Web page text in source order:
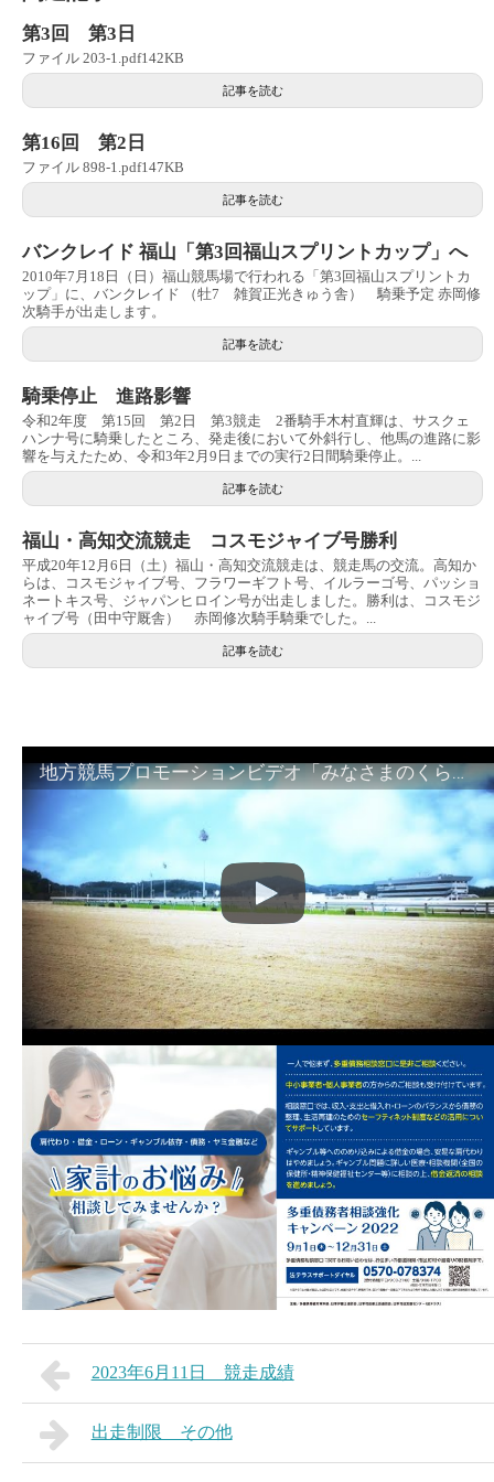
第3回 第3日
ファイル 203-1.pdf142KB
記事を読む
第16回 第2日
ファイル 898-1.pdf147KB
記事を読む
バンクレイド 福山「第3回福山スプリントカップ」へ
2010年7月18日（日）福山競馬場で行われる「第3回福山スプリントカ
ップ」に、バンクレイド （牡7 雑賀正光きゅう舎） 騎乗予定 赤岡修
次騎手が出走します。
記事を読む
騎乗停止 進路影響
令和2年度 第15回 第2日 第3競走 2番騎手木村直輝は、サスクェ
ハンナ号に騎乗したところ、発走後において外斜行し、他馬の進路に影
響を与えたため、令和3年2月9日までの実行2日間騎乗停止。...
記事を読む
福山・高知交流競走 コスモジャイブ号勝利
平成20年12月6日（土）福山・高知交流競走は、競走馬の交流。高知か
らは、コスモジャイブ号、フラワーギフト号、イルラーゴ号、パッショ
ネートキス号、ジャパンヒロイン号が出走しました。勝利は、コスモジ
ャイブ号（田中守厩舎） 赤岡修次騎手騎乗でした。...
記事を読む
地方競馬プロモーションビデオ「みなさまのくらしのために」30秒篇｜NAR公式
2023年6月11日 競走成績
出走制限 その他